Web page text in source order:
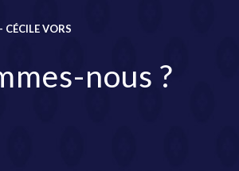
CÉCILE VORS
nous ?